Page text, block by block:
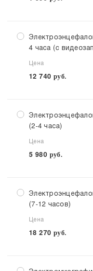
4 часа (с
Цена
12 740 руб.
(2-4 часа)
Цена
5 980 руб.
(7-12 часов)
Цена
18 270 руб.